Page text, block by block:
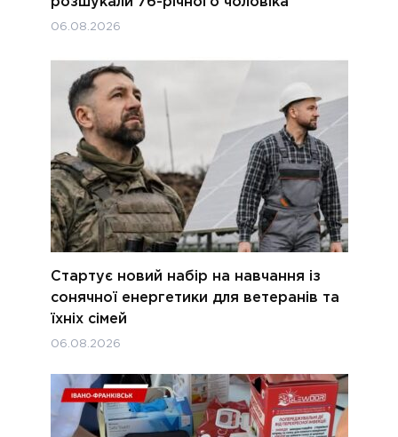
06.08.2026
Стартує новий набір на навчання із
сонячної енергетики для ветеранів та
їхніх сімей
06.08.2026